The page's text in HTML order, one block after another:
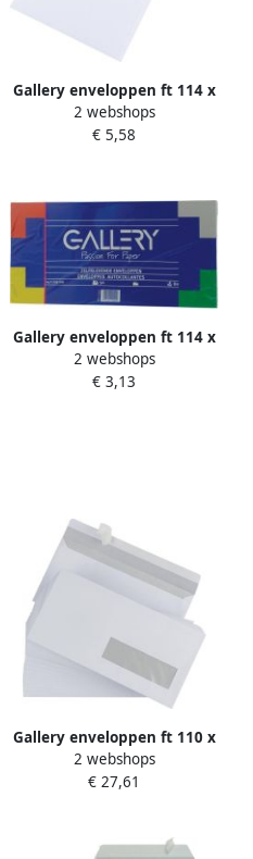
Gallery enveloppen ft 114 x
162 mm gegomd pak van 50
stuks
2 webshops
€ 5,58
Gallery enveloppen ft 114 x
229 mm stripsluiting pak
van 50 stuks
2 webshops
€ 3,13
Gallery enveloppen ft 110 x
220 mm venster rechts
stripsluiting doos van 500
2 webshops
€ 27,61